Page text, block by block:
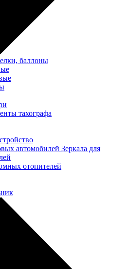
баллоны
тахографа
Зеркала для
отопителей